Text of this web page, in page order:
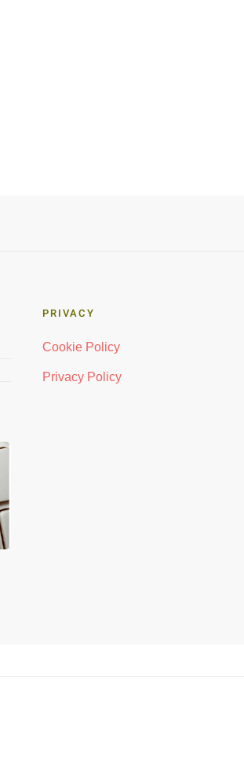
PRIVACY
Cookie Policy
Privacy Policy